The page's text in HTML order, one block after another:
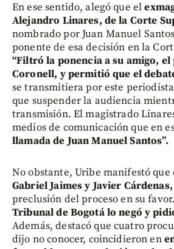
En ese sentido, alegó que el
Alejandro Linares, de la Corte
nombrado por Juan Manuel
ponente de esa decisión en la
“Filtró la ponencia a su amigo,
Coronell, y permitió que el
se transmitiera por este
que suspender la audiencia
transmisión. El magistrado
medios de comunicación que en
llamada de Juan Manuel Santos”.
No obstante, Uribe manifestó que
Gabriel Jaimes y Javier
preclusión del proceso en su
Tribunal de Bogotá lo negó y
Además, destacó que cuatro
dijo no conocer, coincidieron en